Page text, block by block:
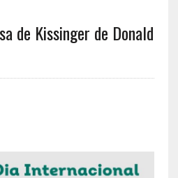
de Kissinger de Donald